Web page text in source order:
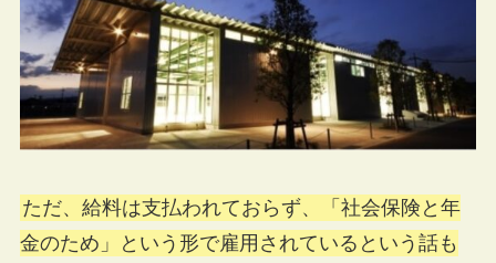
ただ、給料は支払われておらず、「社会保険と年
金のため」という形で雇用されているという話も